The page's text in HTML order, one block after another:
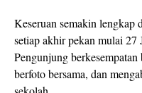
Keseruan semakin lengkap
setiap akhir pekan mulai
Pengunjung
berfoto bersama, dan